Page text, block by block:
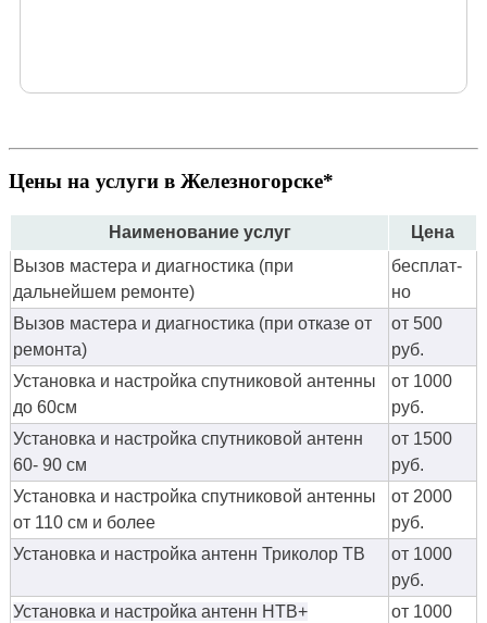
Цены на услуги в Железногорске*
Наименование услуг
Цена
Вызов мастера и диагностика (при
дальнейшем ремонте)
бес­плат­
но
Вызов мастера и диагностика (при отказе от
ремонта)
от 500
руб.
Установка и настройка спутниковой антенны
до 60см
от 1000
руб.
Установка и настройка спутниковой антенн
60- 90 см
от 1500
руб.
Установка и настройка спутниковой антенны
от 110 см и более
от 2000
руб.
Установка и настройка антенн Триколор ТВ
от 1000
руб.
Установка и настройка антенн НТВ+
от 1000